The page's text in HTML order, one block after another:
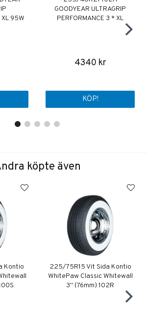
XL 95W
GOODYEAR ULTRAGRIP
PERFORMANCE 3 * XL
4340 kr
KÖP!
köpte även
Kontio
225/75R15 Vit Sida Kontio
WhitePaw Classic Whitewall
3" (76mm) 102R